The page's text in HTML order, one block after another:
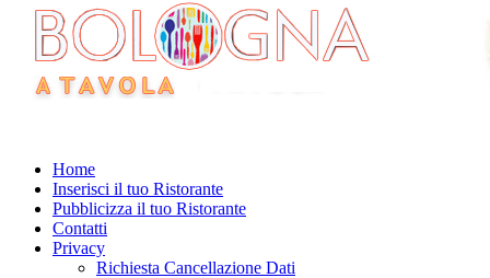
Home
Inserisci il tuo Ristorante
Pubblicizza il tuo Ristorante
Contatti
Privacy
Richiesta Cancellazione Dati